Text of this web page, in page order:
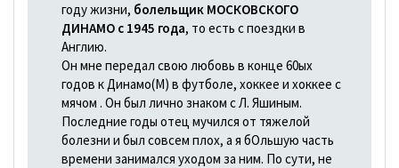
году жизни, болельщик МОСКОВСКОГО
ДИНАМО с 1945 года, то есть с поездки в
Англию.
Он мне передал свою любовь в конце 60ых
годов к Динамо(М) в футболе, хоккее и хоккее с
мячом . Он был лично знаком с Л. Яшиным.
Последние годы отец мучился от тяжелой
болезни и был совсем плох, а я бОльшую часть
времени занимался уходом за ним. По сути, не